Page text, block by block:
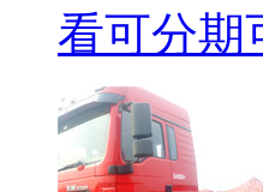
看可分期